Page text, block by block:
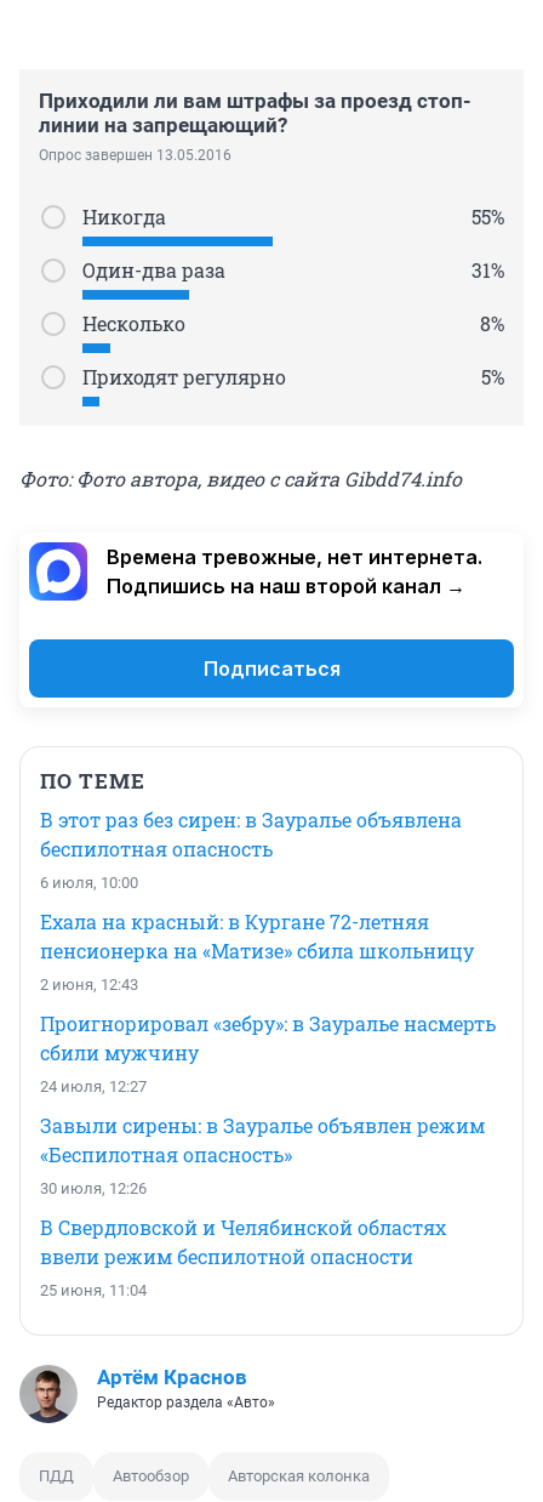
Приходили ли вам штрафы за проезд стоп-
линии на запрещающий?
Опрос завершен 13.05.2016
Никогда 55%
Один-два раза 31%
Несколько 8%
Приходят регулярно 5%
Фото: Фото автора, видео с сайта Gibdd74.info
Времена тревожные, нет интернета.
Подпишись на наш второй канал →
Подписаться
ПО ТЕМЕ
В этот раз без сирен: в Зауралье объявлена
беспилотная опасность
6 июля, 10:00
Ехала на красный: в Кургане 72-летняя
пенсионерка на «Матизе» сбила школьницу
2 июня, 12:43
Проигнорировал «зебру»: в Зауралье насмерть
сбили мужчину
24 июля, 12:27
Завыли сирены: в Зауралье объявлен режим
«Беспилотная опасность»
30 июля, 12:26
В Свердловской и Челябинской областях
ввели режим беспилотной опасности
25 июня, 11:04
Артём Краснов
Редактор раздела «Авто»
ПДД Автообзор Авторская колонка